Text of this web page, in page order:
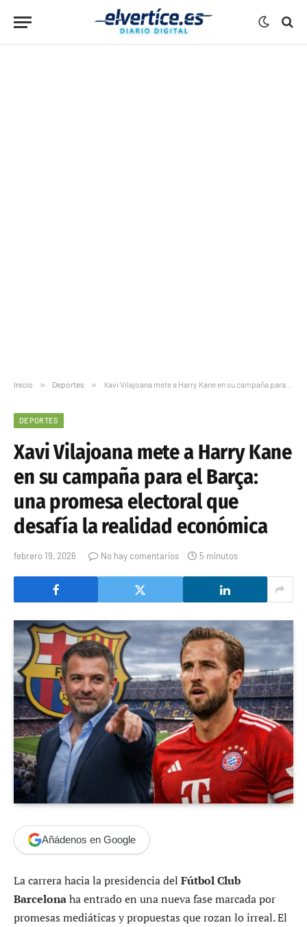
Inicio » Deportes » Xavi Vilajoana mete a Harry Kane en su campaña para el Barça: una promesa electoral que desafía la realidad económica
DEPORTES
Xavi Vilajoana mete a Harry Kane
en su campaña para el Barça:
una promesa electoral que
desafía la realidad económica
febrero 19, 2026 No hay comentarios 5 minutos
Añádenos en Google
La carrera hacia la presidencia del Fútbol Club
Barcelonaha entrado en una nueva fase marcada por
promesas mediáticas y propuestas que rozan lo irreal. El